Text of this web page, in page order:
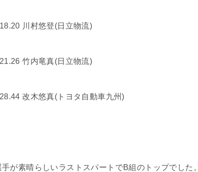
川村悠登(日立物流)
竹内竜真(日立物流)
改木悠真(トヨタ自動車九州)
が素晴らしいラストスパートでB組のトップでした。